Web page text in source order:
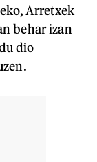
Arretxek
behar izan
dio